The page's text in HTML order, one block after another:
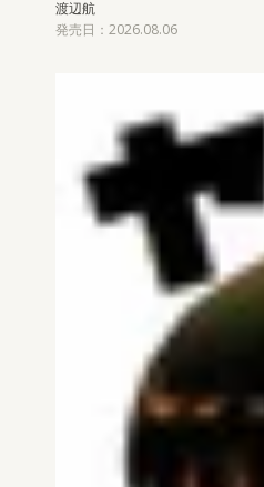
渡辺航
発売日：2026.08.06